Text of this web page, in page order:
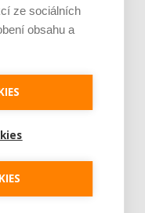
ze sociálních
obsahu a